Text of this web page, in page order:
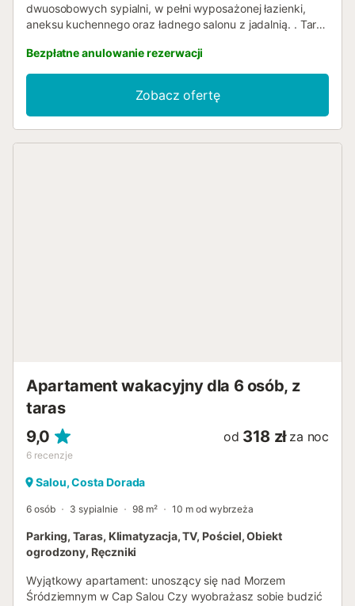
dwuosobowych sypialni, w pełni wyposażonej łazienki,
aneksu kuchennego oraz ładnego salonu z jadalnią. . Taras
prywatny parking. Sosny, plaża i morze tworzą idylliczne
otoczenie, idealne na rodzinne wakacje w Cambrils. Jest
to spokojna okolica, oddalona od centrum, ale posiadająca
wszystkie udogodnienia, takie jak restauracje, kawiarnie,
supermarkety....
Bezpłatne anulowanie rezerwacji
Zobacz ofertę
Apartament wakacyjny dla 6 osób, z
taras
9,0
6 recenzje
od 318 zł za noc
Salou, Costa Dorada
6 osób 3 sypialnie 98 m² 10 m od wybrzeża
Parking, Taras, Klimatyzacja, TV, Pościel, Obiekt
ogrodzony, Ręczniki
Wyjątkowy apartament: unoszący się nad Morzem
Śródziemnym w Cap Salou Czy wyobrażasz sobie budzić